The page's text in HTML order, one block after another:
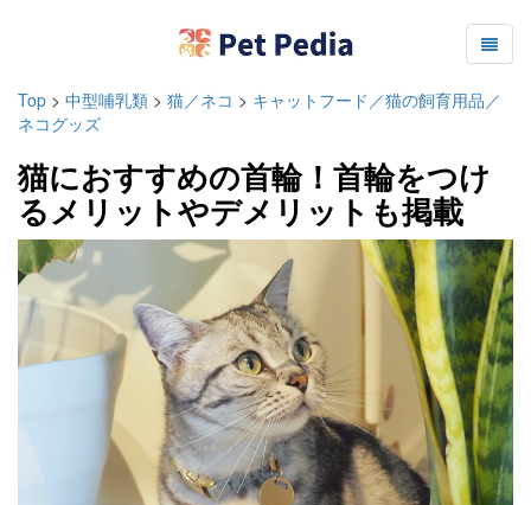
Top > 中型哺乳類 > 猫／ネコ > キャットフード／猫の飼育用品／
ネコグッズ
猫におすすめの首輪！首輪をつけ
るメリットやデメリットも掲載